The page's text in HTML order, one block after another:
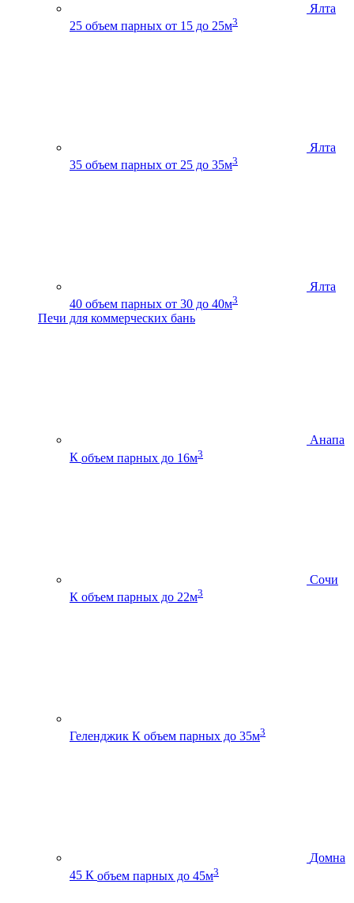
Ялта
25 объем парных от 15 до 25м3
Ялта
35 объем парных от 25 до 35м3
Ялта
40 объем парных от 30 до 40м3
Печи для коммерческих бань
Анапа
К объем парных до 16м3
Сочи
К объем парных до 22м3
Геленджик К объем парных до 35м3
Домна
45 К объем парных до 45м3